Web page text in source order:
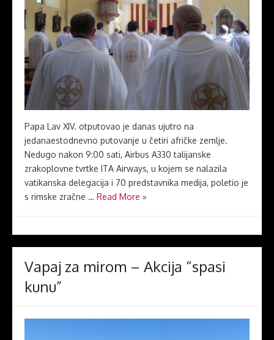
Papa Lav XIV. otputovao je danas ujutro na
jedanaestodnevno putovanje u četiri afričke zemlje.
Nedugo nakon 9:00 sati, Airbus A330 talijanske
zrakoplovne tvrtke ITA Airways, u kojem se nalazila
vatikanska delegacija i 70 predstavnika medija, poletio je
s rimske zračne … Read More »
Vapaj za mirom – Akcija “spasi
kunu”